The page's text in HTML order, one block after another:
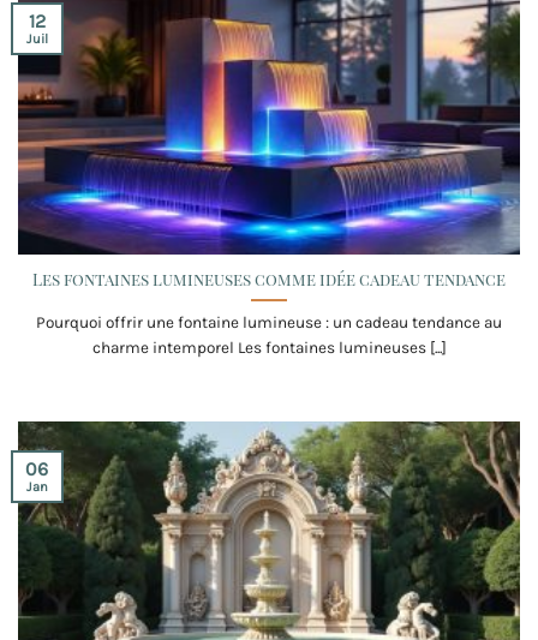
Les fontaines lumineuses comme idée cadeau tendance
Pourquoi offrir une fontaine lumineuse : un cadeau tendance au
charme intemporel Les fontaines lumineuses [...]
12
Juil
06
Jan